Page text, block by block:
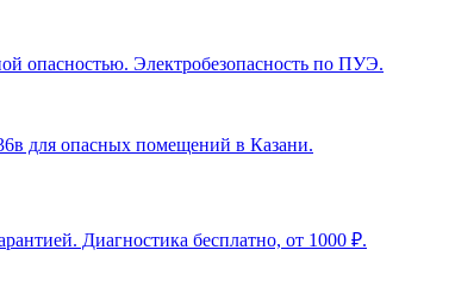
опасностью. Электробезопасность по ПУЭ.
для опасных помещений в Казани.
Диагностика бесплатно, от 1000 ₽.